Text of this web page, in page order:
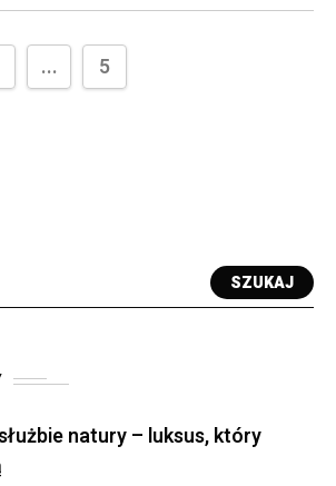
... 5
SZUKAJ
natury – luksus, który